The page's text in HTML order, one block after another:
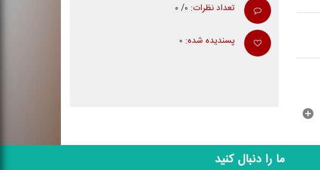
تعداد نظرات:
پسندیده شده:
ما را دنبال کنید